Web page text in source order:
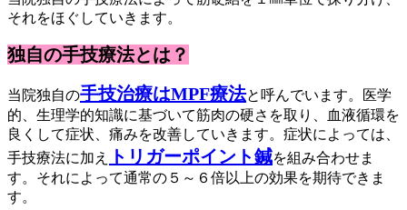
それをほぐしていきます。
独自の手技療法とは？
当院独自の手技治療はMPF療法と呼んでいます。医学
的、生理学的知識に基づいて筋肉の硬さを取り、血液循環を
良くして症状、痛みを改善していきます。症状によっては、
手技療法に加え
トリガーポイント鍼を組み合わせま
す。それによって通常の５～６倍以上の効果を期待できま
す。